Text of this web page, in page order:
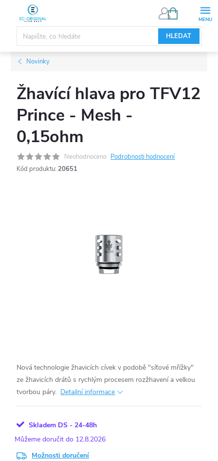
obsah
HLEDAT
NÁKUPNÍ
Novinky
Žhavící hlava pro TFV12
Prince - Mesh -
0,15ohm
Neohodnoceno Podrobnosti hodnocení
Kód produktu: 20651
Nová technologie žhavicích cívek v podobě "síťové mřížky"
ze žhavicích drátů s rychlým procesem rozžhavení a velkou
tvorbou páry. Detailní informace
Skladem DS - 24-48h
12.8.2026
Možnosti doručení